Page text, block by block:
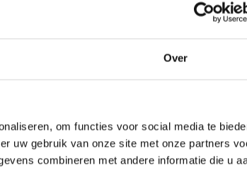
Over
om functies voor social media te
uw gebruik van onze site met onze partners
combineren met andere informatie die u